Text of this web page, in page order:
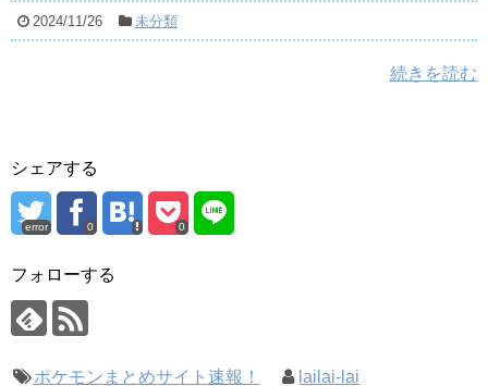
2024/11/26 未分類
続きを読む
シェアする
error 0 0
フォローする
ポケモンまとめサイト速報！ lailai-lai